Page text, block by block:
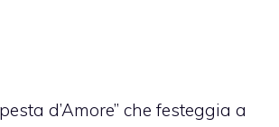
d’Amore” che festeggia a